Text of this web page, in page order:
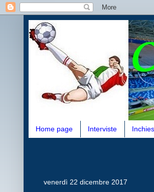
Home page Interviste
venerdì 22 dicembre 2017